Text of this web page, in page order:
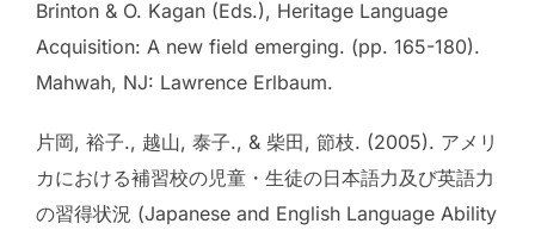
Brinton & O. Kagan (Eds.), Heritage Language
Acquisition: A new field emerging. (pp. 165-180).
Mahwah, NJ: Lawrence Erlbaum.
片岡, 裕子., 越山, 泰子., & 柴田, 節枝. (2005). アメリ
カにおける補習校の児童・生徒の日本語力及び英語力
の習得状況 (Japanese and English Language Ability